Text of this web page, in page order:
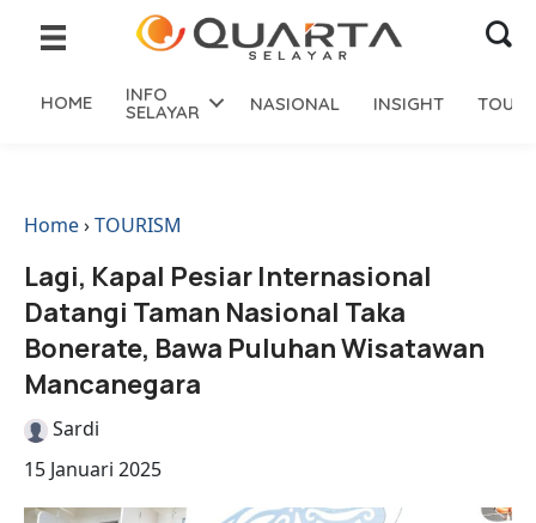
HOME INFO
SELAYAR NASIONAL INSIGHT
Home›TOURISM
Lagi, Kapal Pesiar Internasional
Datangi Taman Nasional Taka
Bonerate, Bawa Puluhan Wisatawan
Mancanegara
Sardi
15 Januari 2025